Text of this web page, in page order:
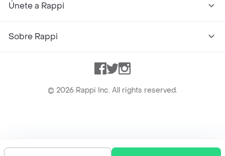
Únete a Rappi
Sobre Rappi
Facebook
TwitterInstagram
© 2026 Rappi Inc. All rights reserved.